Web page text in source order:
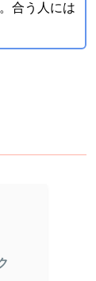
合う人には